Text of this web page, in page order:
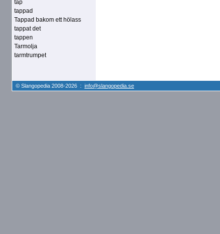
tap
tappad
Tappad bakom ett hölass
tappat det
tappen
Tarmolja
tarmtrumpet
© Slangopedia 2008-2026 : info@slangopedia.se